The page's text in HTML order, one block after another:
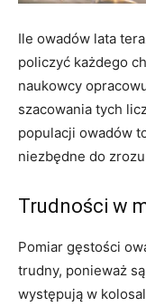
Ile owadów lata
policzyć każdego
naukowcy
szacowania tych
populacji owadów
niezbędne do
Trudności w
Pomiar gęstości
trudny, ponieważ
występują w